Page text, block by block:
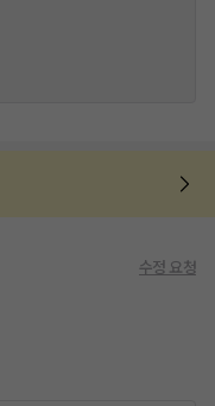
수정 요청